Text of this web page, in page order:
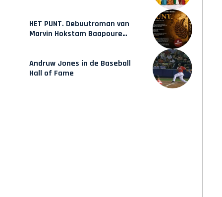
HET PUNT. Debuutroman van
Marvin Hokstam Baapoure
Andruw Jones in de Baseball
Hall of Fame